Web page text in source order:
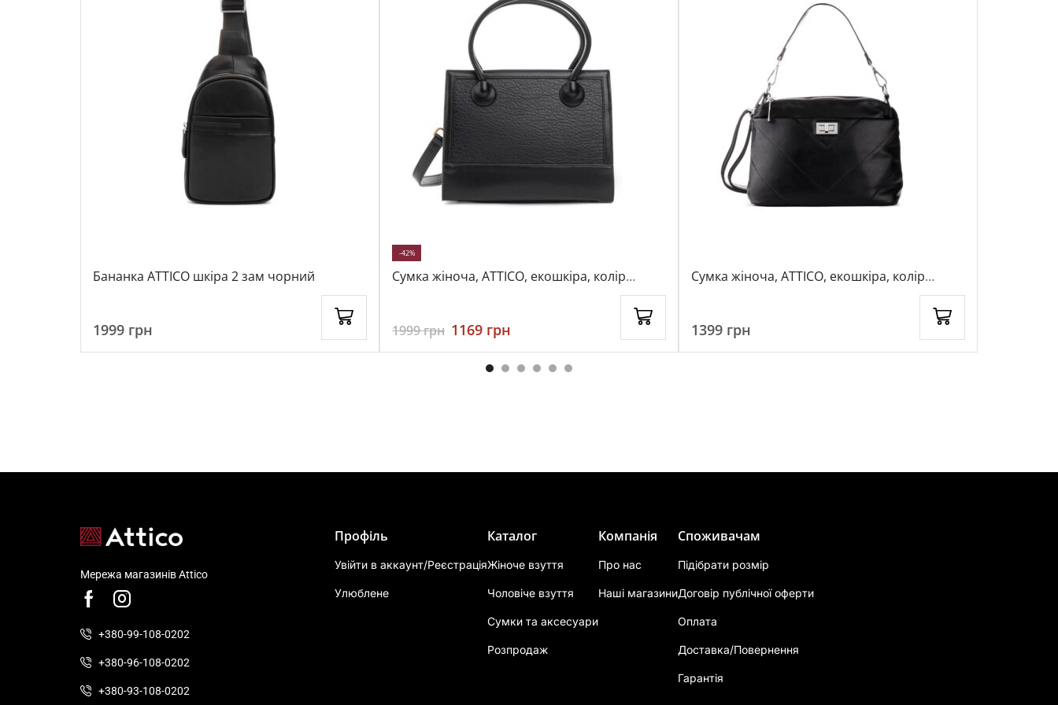
Бананка ATTICO шкіра 2 зам чорний
1999 грн
Сумка жіноча, ATTICO, екошкіра, колір
-42%
1999грн 1169 грн
Сумка жіноча, ATTICO, екошкіра, колір
1399 грн
Мережа магазинів Attico
+380-99-108-0202
+380-96-108-0202
+380-93-108-0202
Профіль
Увійти в аккаунт/Реєстрація
Улюблене
Каталог
Жіноче взуття
Чоловіче взуття
Сумки та аксесуари
Розпродаж
Компанія
Про нас
Наші магазини
Споживачам
Підібрати розмір
Договір публічної оферти
Оплата
Доставка/Повернення
Гарантія